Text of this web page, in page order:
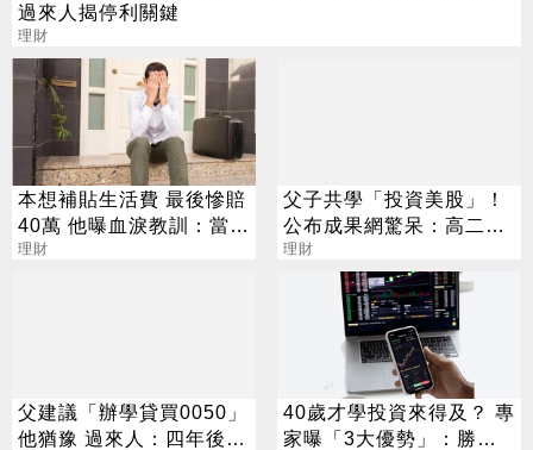
過來人揭停利關鍵
理財
本想補貼生活費 最後慘賠
40萬 他曝血淚教訓：當沖
是毒藥
理財
父子共學「投資美股」！
公布成果網驚呆：高二帳
戶就破百萬
理財
父建議「辦學貸買0050」
他猶豫 過來人：四年後會
40歲才學投資來得及？ 專
家曝「3大優勢」：勝率